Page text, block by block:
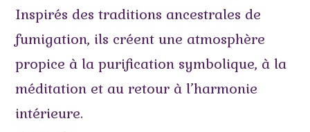
Inspirés des traditions ancestrales de
fumigation, ils créent une atmosphère
propice à la purification symbolique, à la
méditation et au retour à l’harmonie
intérieure.